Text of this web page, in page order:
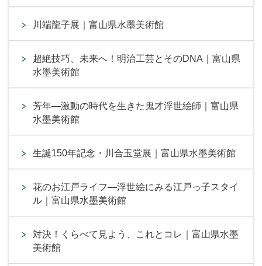
川端龍子展｜富山県水墨美術館
超絶技巧、未来へ！明治工芸とそのDNA｜富山県
水墨美術館
芳年―激動の時代を生きた鬼才浮世絵師｜富山県
水墨美術館
生誕150年記念・川合玉堂展｜富山県水墨美術館
花のお江戸ライフ―浮世絵にみる江戸っ子スタイ
ル｜富山県水墨美術館
対決！くらべて見よう、これとコレ｜富山県水墨
美術館